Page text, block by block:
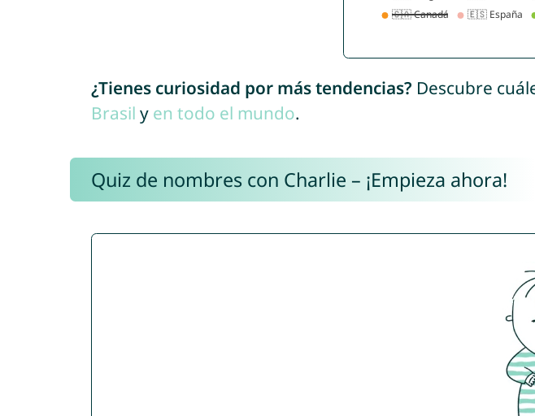
¿Tienes curiosidad por más tendencias? Descubre
Brasil y en todo el mundo.
Quiz de nombres con Charlie – ¡Empieza ahora!